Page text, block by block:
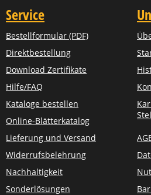
Service
Bestellformular (PDF)
Direktbestellung
Download Zertifikate
Hilfe/FAQ
Kataloge bestellen
Online-Blätterkatalog
Lieferung und Versand
Widerrufsbelehrung
Nachhaltigkeit
Sonderlösungen